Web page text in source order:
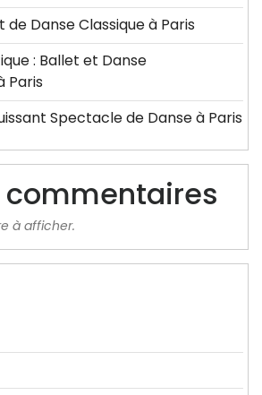
de Danse Classique à Paris
: Ballet et Danse
Paris
Spectacle de Danse à Paris
commentaires
à afficher.